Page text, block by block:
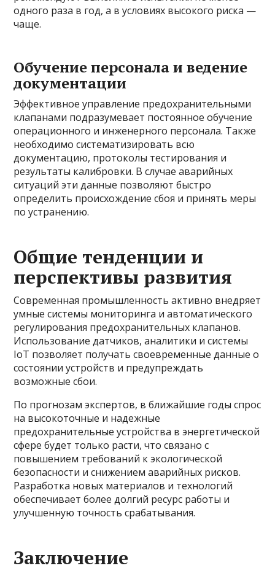
одного раза в год, а в условиях высокого риска —
чаще.
Обучение персонала и ведение
документации
Эффективное управление предохранительными
клапанами подразумевает постоянное обучение
операционного и инженерного персонала. Также
необходимо систематизировать всю
документацию, протоколы тестирования и
результаты калибровки. В случае аварийных
ситуаций эти данные позволяют быстро
определить происхождение сбоя и принять меры
по устранению.
Общие тенденции и
перспективы развития
Современная промышленность активно внедряет
умные системы мониторинга и автоматического
регулирования предохранительных клапанов.
Использование датчиков, аналитики и системы
IoT позволяет получать своевременные данные о
состоянии устройств и предупреждать
возможные сбои.
По прогнозам экспертов, в ближайшие годы спрос
на высокоточные и надежные
предохранительные устройства в энергетической
сфере будет только расти, что связано с
повышением требований к экологической
безопасности и снижением аварийных рисков.
Разработка новых материалов и технологий
обеспечивает более долгий ресурс работы и
улучшенную точность срабатывания.
Заключение